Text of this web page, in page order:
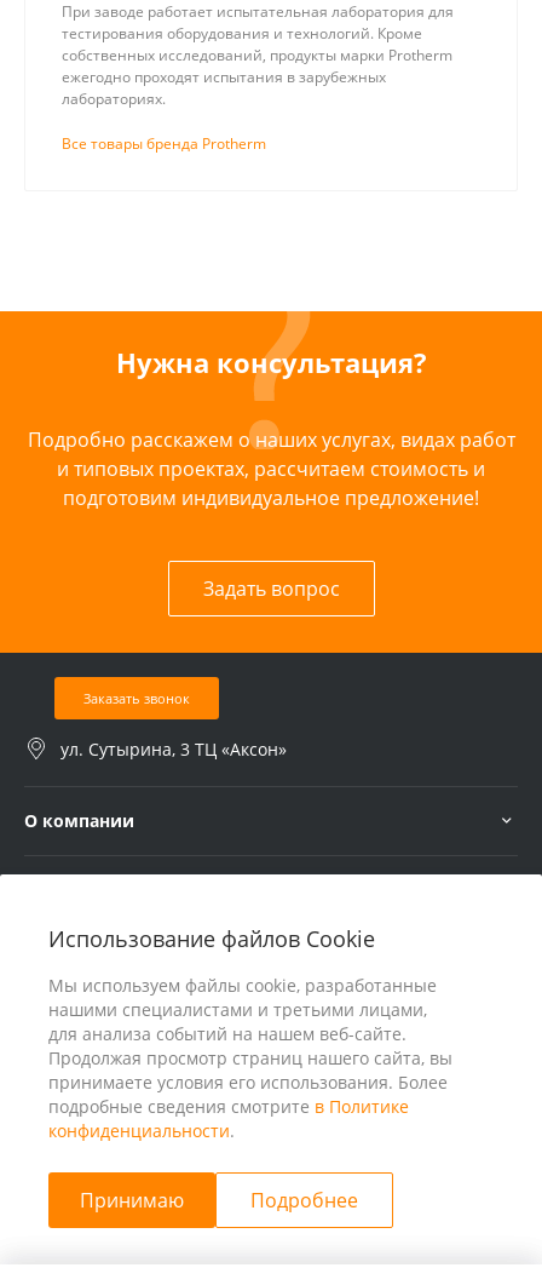
Использование файлов Cookie
Мы используем файлы cookie, разработанные
нашими специалистами и третьими лицами,
для анализа событий на нашем веб-сайте.
Продолжая просмотр страниц нашего сайта, вы
принимаете условия его использования. Более
подробные сведения смотрите в Политике
конфиденциальности.
Принимаю Подробнее
При заводе работает испытательная лаборатория для
тестирования оборудования и технологий. Кроме
собственных исследований, продукты марки Protherm
ежегодно проходят испытания в зарубежных
лабораториях.
Все товары бренда Protherm
Нужна консультация?
Подробно расскажем о наших услугах, видах работ
и типовых проектах, рассчитаем стоимость и
подготовим индивидуальное предложение!
Задать вопрос
Заказать звонок
ул. Сутырина, 3 ТЦ «Аксон»
О компании